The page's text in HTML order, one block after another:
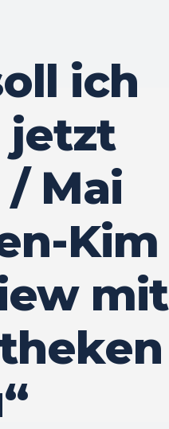
ich
jetzt
Mai
Kim
mit